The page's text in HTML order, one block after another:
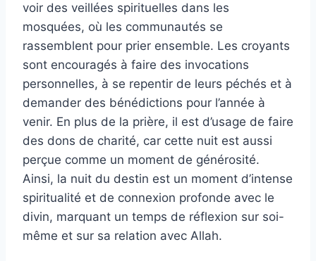
voir des veillées spirituelles dans les
mosquées, où les communautés se
rassemblent pour prier ensemble. Les croyants
sont encouragés à faire des invocations
personnelles, à se repentir de leurs péchés et à
demander des bénédictions pour l’année à
venir. En plus de la prière, il est d’usage de faire
des dons de charité, car cette nuit est aussi
perçue comme un moment de générosité.
Ainsi, la nuit du destin est un moment d’intense
spiritualité et de connexion profonde avec le
divin, marquant un temps de réflexion sur soi-
même et sur sa relation avec Allah.